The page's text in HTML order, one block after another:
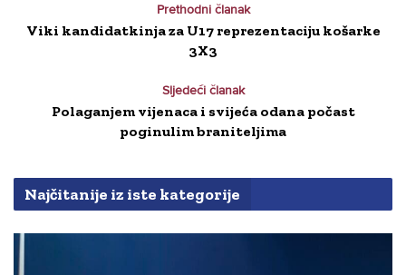
Prethodni članak
Viki kandidatkinja za U17 reprezentaciju košarke
3X3
Sljedeći članak
Polaganjem vijenaca i svijeća odana počast
poginulim braniteljima
Najčitanije iz iste kategorije